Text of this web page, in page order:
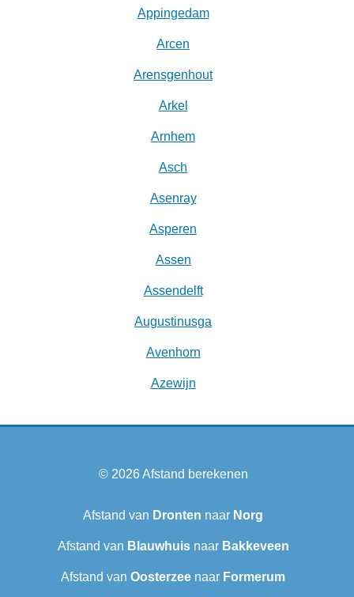
Appingedam
Arcen
Arensgenhout
Arkel
Arnhem
Asch
Asenray
Asperen
Assen
Assendelft
Augustinusga
Avenhorn
Azewijn
© 2026Afstand berekenen
Afstand van Dronten naar Norg
Afstand van Blauwhuisnaar Bakkeveen
Afstand van Oosterzee naar Formerum